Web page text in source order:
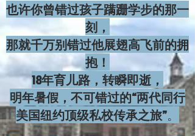
也许你曾错过孩子蹒跚学步的那一
刻，
那就千万别错过他展翅高飞前的拥
抱！
18年育儿路，转瞬即逝，
明年暑假，不可错过的“两代同行
美国纽约顶级私校传承之旅”。